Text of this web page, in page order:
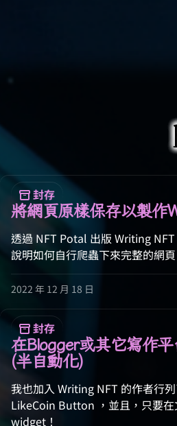
封存
將網頁原樣保存以製作
透過 NFT Potal 出版 Writing
說明如何自行爬蟲下來完整的網
2022 年 12 月 18 日
封存
在Blogger或其它寫作
(半自動化)
我也加入 Writing NFT 的作者行
LikeCoin Button ，並且，只要
widget！